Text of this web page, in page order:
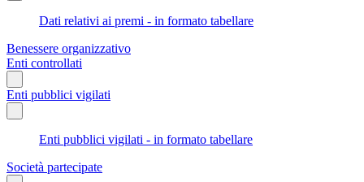
Dati relativi ai premi - in formato tabellare
Benessere organizzativo
Enti controllati
Enti pubblici vigilati
Enti pubblici vigilati - in formato tabellare
Società partecipate